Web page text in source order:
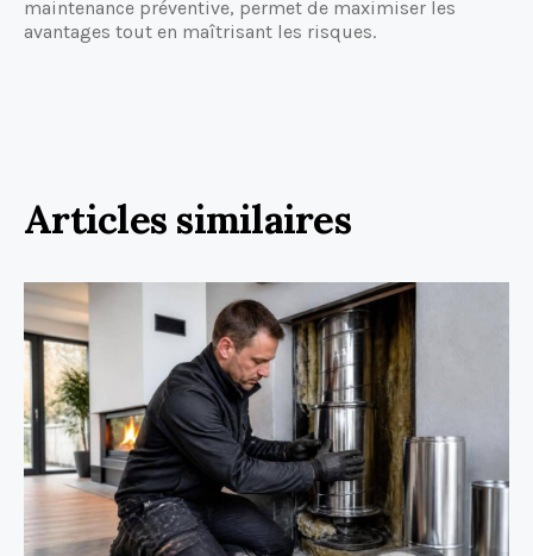
maintenance préventive, permet de maximiser les
avantages tout en maîtrisant les risques.
Articles similaires